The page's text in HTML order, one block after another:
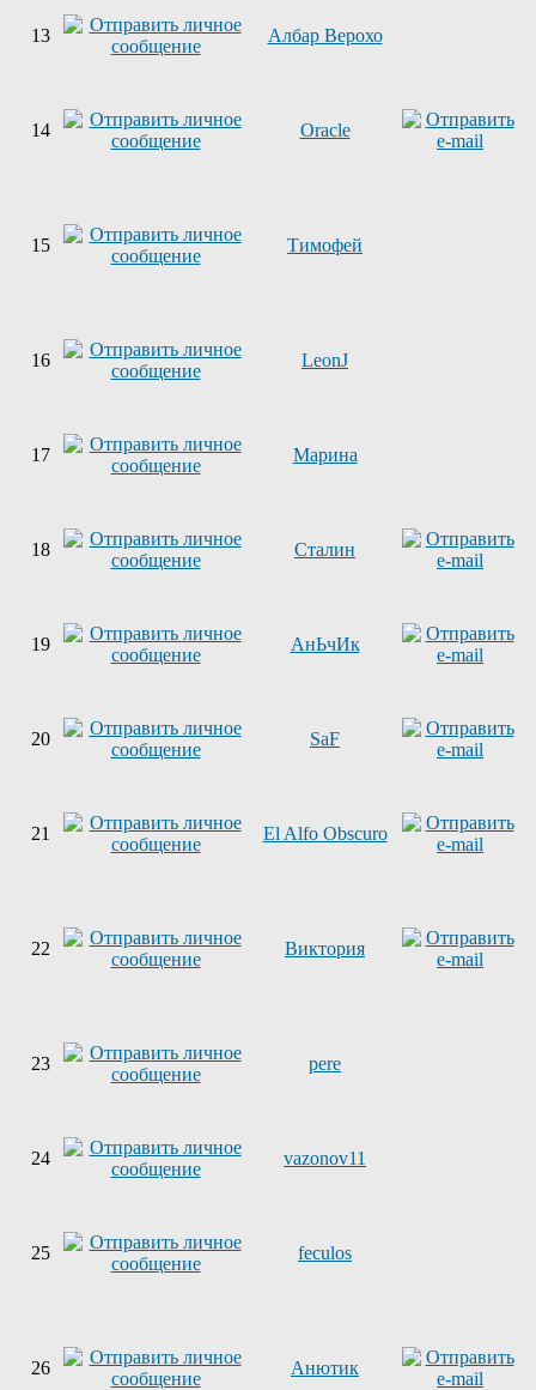
13 Албар Верохо
14 Oracle
15 Тимофей
16 LeonJ
17 Марина
18 Сталин
19 АнЬчИк
20 SaF
21 El Alfo Obscuro
22 Виктория
23 pere
24 vazonov11
25 feculos
26 Анютик